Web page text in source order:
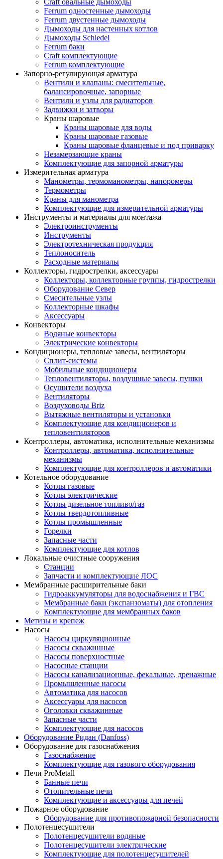
Craft овальные дымоходы
Ferrum одностенные дымоходы
Ferrum двустенные дымоходы
Дымоходы для настенных котлов
Дымоходы Schiedel
Ferrum баки
Craft комплектующие
Ferrum комплектующие
Запорно-регулирующая арматура
Вентили и клапаны: смесительные,
балансировочные, запорные
Вентили и узлы для радиаторов
Задвижки и затворы
Краны шаровые
Краны шаровые для воды
Краны шаровые газовые
Краны шаровые фланцевые и под приварку
Незамерзающие краны
Комплектующие для запорной арматуры
Измерительная арматура
Манометры, термоманометры, напоромеры
Термометры
Краны для манометра
Комплектующие для измерительной арматуры
Инструменты и материалы для монтажа
Электроинструменты
Инструменты
Электротехническая продукция
Теплоноситель
Расходные материалы
Коллекторы, гидрострелки, аксессуары
Коллекторы, коллекторные группы, гидрострелки
Оборудование Север
Смесительные узлы
Коллекторные шкафы
Аксессуары
Конвекторы
Водяные конвекторы
Электрические конвекторы
Кондиционеры, тепловые завесы, вентиляторы
Сплит-системы
Мобильные кондиционеры
Тепловентиляторы, воздушные завесы, пушки
Осушители воздуха
Вентиляторы
Воздуховоды Briz
Вытяжные вентиляторы и установки
Комплектующие для кондиционеров и
тепловентиляторов
Контроллеры, автоматика, исполнительные механизмы
Контроллеры, автоматика, исполнительные
механизмы
Комплектующие для контроллеров и автоматики
Котельное оборудование
Котлы газовые
Котлы электрические
Котлы дизельное топливо/газ
Котлы твердотопливные
Котлы промышленные
Горелки
Запасные части
Комплектующие для котлов
Локальные очистные сооружения
Станции
Запчасти и комплектующие ЛОС
Мембранные расширительные баки
Гидроаккумуляторы для водоснабжения и ГВС
Мембранные баки (экспанзоматы) для отопления
Комплектующие для мембранных баков
Метизы и крепеж
Насосы
Насосы циркуляционные
Насосы скважинные
Насосы поверхностные
Насосные станции
Насосы канализационные, фекальные, дренажные
Промышленные насосы
Автоматика для насосов
Аксессуары для насосов
Оголовки скважинные
Запасные части
Комплектующие для насосов
Оборудование Ридан (Danfoss)
Оборудование для газоснабжения
Газоснабжение
Комплектующие для газового оборудования
Печи ProMetall
Банные печи
Отопительные печи
Комплектующие и аксессуары для печей
Пожарное оборудование
Оборудование для противопожарной безопасности
Полотенцесушители
Полотенцесушители водяные
Полотенцесушители электрические
Комплектующие для полотенцесушителей